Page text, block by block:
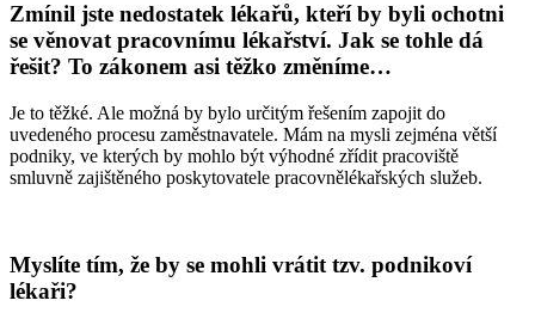
Zmínil jste nedostatek lékařů, kteří by byli ochotni
se věnovat pracovnímu lékařství. Jak se tohle dá
řešit? To zákonem asi těžko změníme…
Je to těžké. Ale možná by bylo určitým řešením zapojit do
uvedeného procesu zaměstnavatele. Mám na mysli zejména větší
podniky, ve kterých by mohlo být výhodné zřídit pracoviště
smluvně zajištěného poskytovatele pracovnělékařských služeb.
Myslíte tím, že by se mohli vrátit tzv. podnikoví
lékaři?